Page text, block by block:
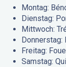
Montag:
Dienstag:
Mittwoch:
Donnerstag:
Freitag:
Samstag: